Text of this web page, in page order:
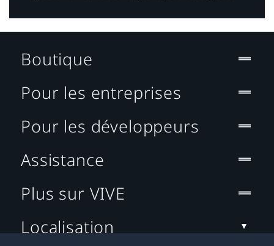
Boutique
Pour les entreprises
Pour les développeurs
Assistance
Plus sur VIVE
Localisation